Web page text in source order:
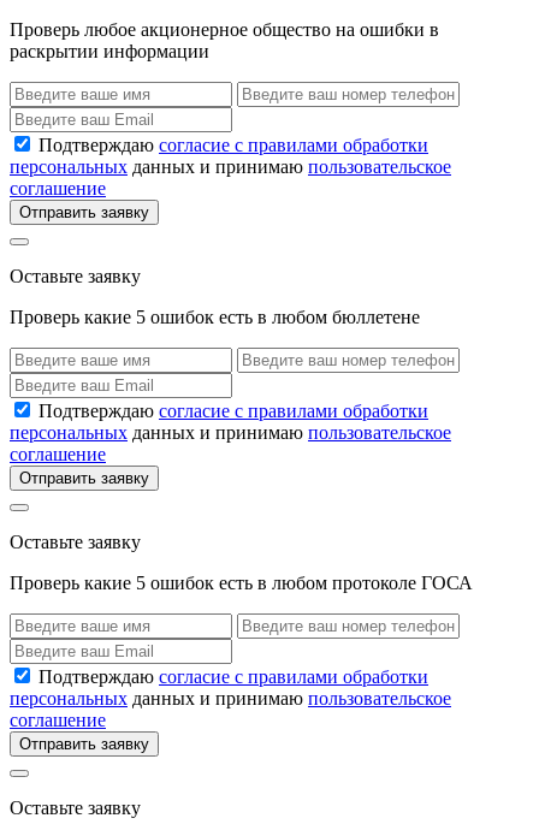
Проверь любое акционерное общество на ошибки в
раскрытии информации
Подтверждаю согласие с правилами обработки
персональных данных и принимаю пользовательское
соглашение
Отправить заявку
Оставьте заявку
Проверь какие 5 ошибок есть в любом бюллетене
Подтверждаю согласие с правилами обработки
персональных данных и принимаю пользовательское
соглашение
Отправить заявку
Оставьте заявку
Проверь какие 5 ошибок есть в любом протоколе ГОСА
Подтверждаю согласие с правилами обработки
персональных данных и принимаю пользовательское
соглашение
Отправить заявку
Оставьте заявку